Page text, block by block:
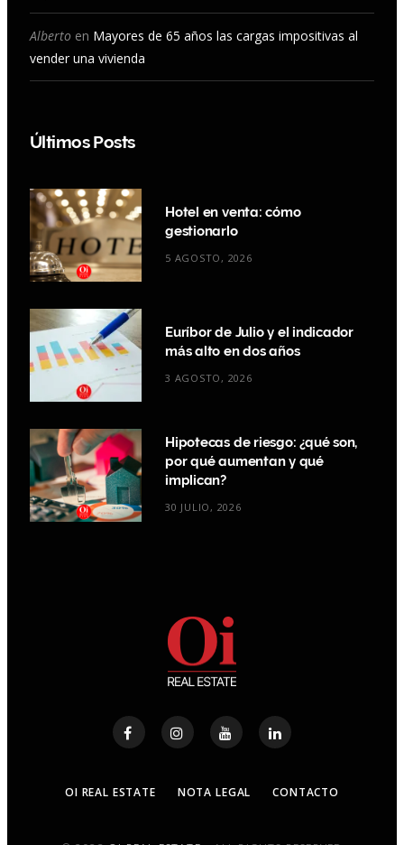
Alberto en Mayores de 65 años las cargas impositivas al
vender una vivienda
Últimos Posts
Hotel en venta: cómo
gestionarlo
5 AGOSTO, 2026
Euríbor de Julio y el indicador
más alto en dos años
3 AGOSTO, 2026
Hipotecas de riesgo: ¿qué son,
por qué aumentan y qué
implican?
30 JULIO, 2026
OI REAL ESTATE NOTA LEGAL CONTACTO